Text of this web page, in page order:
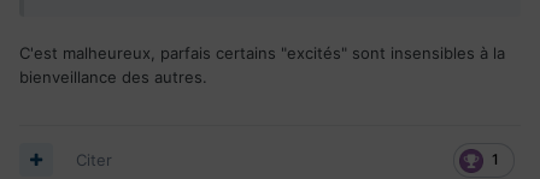
C'est malheureux, parfais certains "excités" sont insensibles à la
bienveillance des autres.
1
Citer